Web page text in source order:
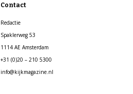
Contact
Redactie
Spaklerweg 53
1114 AE Amsterdam
+31 (0)20 – 210 5300
info@kijkmagazine.nl